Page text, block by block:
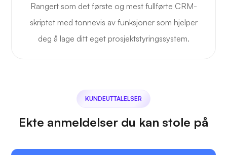
Rangert som det første og mest fullførte CRM-
skriptet med tonnevis av funksjoner som hjelper
deg å lage ditt eget prosjektstyringssystem.
KUNDEUTTALELSER
Ekte anmeldelser du kan stole på